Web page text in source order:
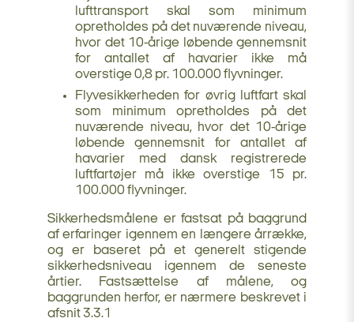
lufttransport skal som minimum
opretholdes på det nuværende niveau,
hvor det 10-årige løbende gennemsnit
for antallet af havarier ikke må
overstige 0,8 pr. 100.000 flyvninger.
Flyvesikkerheden for øvrig luftfart skal
som minimum opretholdes på det
nuværende niveau, hvor det 10-årige
løbende gennemsnit for antallet af
havarier med dansk registrerede
luftfartøjer må ikke overstige 15 pr.
100.000 flyvninger.
Sikkerhedsmålene er fastsat på baggrund
af erfaringer igennem en længere årrække,
og er baseret på et generelt stigende
sikkerhedsniveau igennem de seneste
årtier. Fastsættelse af målene, og
baggrunden herfor, er nærmere beskrevet i
afsnit 3.3.1